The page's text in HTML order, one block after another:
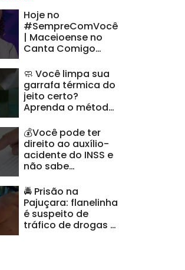
Hoje no
#SempreComVocê
| Maceioense no
Canta Comigo
🧼 Você limpa sua
garrafa térmica do
jeito certo?
Aprenda o método
#BalançoGeralAL
💰Você pode ter
direito ao auxílio-
acidente do INSS e
não sabe
🚔 Prisão na
Pajuçara: flanelinha
é suspeito de
tráfico de drogas e